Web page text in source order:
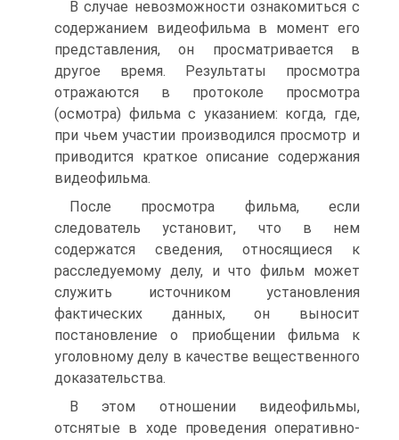
В случае невозможности ознакомиться с
содержанием видеофильма в момент его
представления, он просматривается в
другое время. Результаты просмотра
отражаются в протоколе просмотра
(осмотра) фильма с указанием: когда, где,
при чьем участии производился просмотр и
приводится краткое описание содержания
видеофильма.
После просмотра фильма, если
следователь установит, что в нем
содержатся сведения, относящиеся к
расследуемому делу, и что фильм может
служить источником установления
фактических данных, он выносит
постановление о приобщении фильма к
уголовному делу в качестве вещественного
доказательства.
В этом отношении видеофильмы,
отснятые в ходе проведения оперативно-